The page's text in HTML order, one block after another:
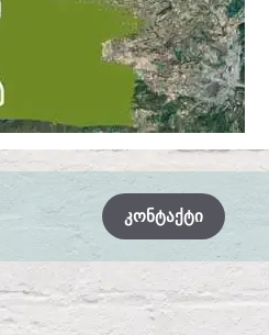
ᲙᲝᲜᲢᲐᲥᲢᲘ